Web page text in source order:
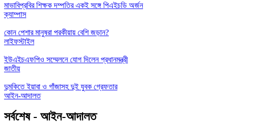
মাভাবিপ্রবির শিক্ষক দম্পতির একই সঙ্গে পিএইচডি অর্জন
ক্যাম্পাস
কোন পেশার মানুষরা পরকীয়ায় বেশি জড়ান?
লাইফস্টাইল
ইউএইচএফপিও সম্মেলনে যোগ দিলেন প্রধানমন্ত্রী
জাতীয়
দুমকিতে ইয়াবা ও গাঁজাসহ দুই যুবক গ্রেফতার
আইন-আদালত
সর্বশেষ - আইন-আদালত